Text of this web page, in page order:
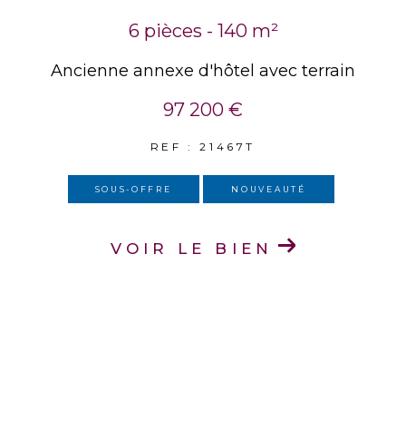
6 pièces - 140 m²
Ancienne annexe d'hôtel avec terrain
97 200 €
REF : 21467T
SOUS-OFFRE NOUVEAUTÉ
VOIR LE BIEN